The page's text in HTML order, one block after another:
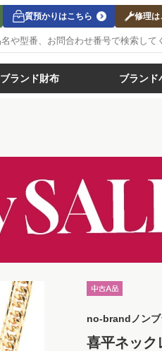
質預かりはこちら 修理は
ブランド財布 ブランド
no-brand ノン
喜平ネック